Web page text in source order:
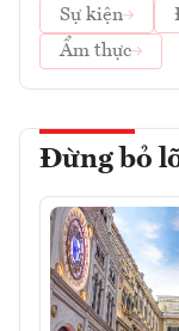
Sự kiện
Ẩm thực
Đừng bỏ